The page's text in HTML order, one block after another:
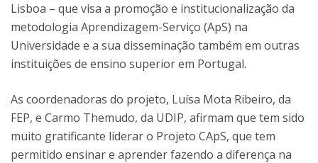
Lisboa – que visa a promoção e institucionalização da
metodologia Aprendizagem-Serviço (ApS) na
Universidade e a sua disseminação também em outras
instituições de ensino superior em Portugal.
As coordenadoras do projeto, Luísa Mota Ribeiro, da
FEP, e Carmo Themudo, da UDIP, afirmam que tem sido
muito gratificante liderar o Projeto CApS, que tem
permitido ensinar e aprender fazendo a diferença na